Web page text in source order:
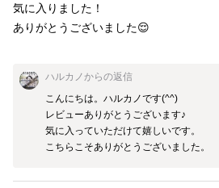
気に入りました！
ありがとうございました😌
ハルカノからの返信
こんにちは。ハルカノです(^^)
レビューありがとうございます♪
気に入っていただけて嬉しいです。
こちらこそありがとうございました。